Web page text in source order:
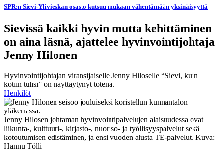
SPR:n Sievi-Ylivieskan osasto kutsuu mukaan vähentämään yksinäisyyttä
Sievissä kaikki hyvin mutta kehittäminen
on aina läsnä, ajattelee hyvinvointijohtaja
Jenny Hilonen
Hyvinvointijohtajan viransijaiselle Jenny Hiloselle “Sievi, kuin
kotiin tulisi” on näyttäytynyt totena.
Henkilöt
Jenny Hilosen johtaman hyvinvointipalvelujen alaisuudessa ovat
liikunta-, kulttuuri-, kirjasto-, nuoriso- ja työllisyyspalvelut sekä
kotoutumisen edistäminen, ja ensi vuoden alusta TE-palvelut. Kuva:
Hannu Tölli